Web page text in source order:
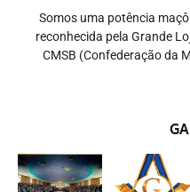
Somos uma potência
reconhecida pela Grande
CMSB (Confederação da